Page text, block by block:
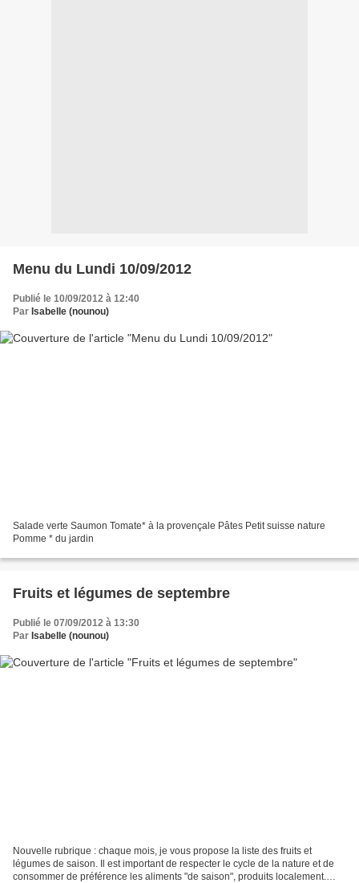
Menu du Lundi 10/09/2012
Publié le 10/09/2012 à 12:40
Par Isabelle (nounou)
Salade verte Saumon Tomate* à la provençale Pâtes Petit suisse nature
Pomme * du jardin
Fruits et légumes de septembre
Publié le 07/09/2012 à 13:30
Par Isabelle (nounou)
Nouvelle rubrique : chaque mois, je vous propose la liste des fruits et
légumes de saison. Il est important de respecter le cycle de la nature et de
consommer de préférence les aliments "de saison", produits localement.